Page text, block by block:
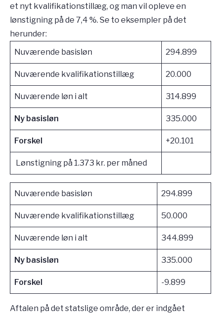
et nyt kvalifikationstillæg, og man vil opleve en
lønstigning på de 7,4 %. Se to eksempler på det
herunder:
Nuværende basisløn
294.899
Nuværende kvalifikationstillæg 20.000
Nuværende løn i alt 314.899
Ny basisløn 335.000
Forskel +20.101
Lønstigning på 1.373 kr. per måned
Nuværende basisløn 294.899
Nuværende kvalifikationstillæg 50.000
Nuværende løn i alt 344.899
Ny basisløn 335.000
Forskel -9.899
Aftalen på det statslige område, der er indgået